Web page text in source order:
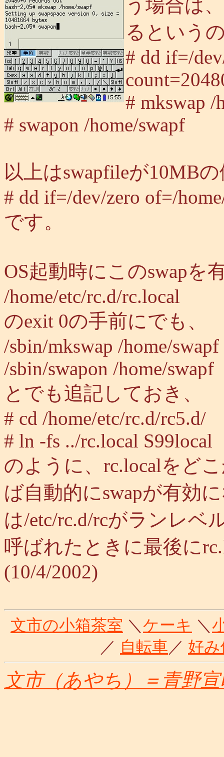
う場合は
るという
# dd if=/
# mkswap /
# swapon /home/swapf
以上はswapfileが10MB
# dd if=/dev/zero of=/
です。
OS起動時にこのswapを
/home/etc/rc.d/rc.local
のexit 0の手前にでも、
/sbin/mkswap /home/swapf
/sbin/swapon /home/swapf
とでも追記しておき、
# cd /home/etc/rc.d/rc5.d/
# ln -fs ../rc.local S99local
のように、rc.localをど
ば自動的にswapが有効
は/etc/rc.d/rcがランレベ
呼ばれたときに最後に
(10/4/2002)
文市の小箱茶室 ＼ ケーキ ＼
／ 自転車／ 好み
文市（あやち）＝青野